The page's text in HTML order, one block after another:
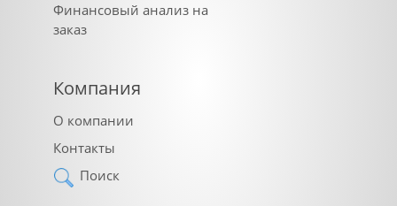
Финансовый анализ на
заказ
Компания
О компании
Контакты
Поиск